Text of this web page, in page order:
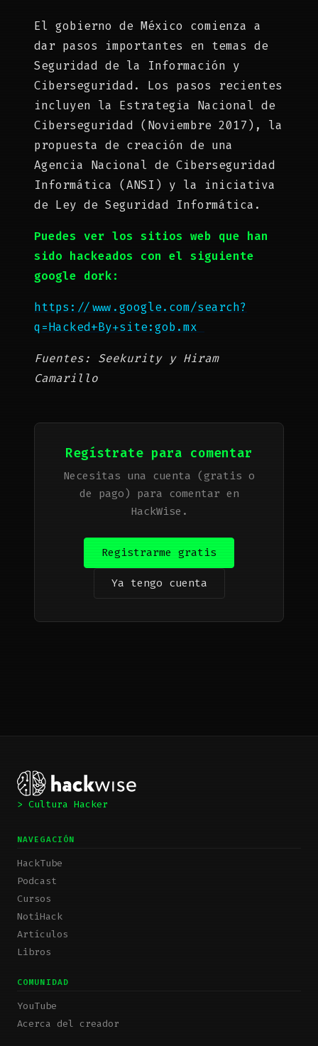
El gobierno de México comienza a
dar pasos importantes en temas de
Seguridad de la Información y
Ciberseguridad. Los pasos recientes
incluyen la Estrategia Nacional de
Ciberseguridad (Noviembre 2017), la
propuesta de creación de una
Agencia Nacional de Ciberseguridad
Informática (ANSI) y la iniciativa
de Ley de Seguridad Informática.
Puedes ver los sitios web que han
sido hackeados con el siguiente
google dork:
https://www.google.com/search?
q=Hacked+By+site:gob.mx
Fuentes: Seekurity y Hiram
Camarillo
Regístrate para comentar
Necesitas una cuenta (gratis o
de pago) para comentar en
HackWise.
Registrarme gratis
Ya tengo cuenta
> Cultura Hacker
NAVEGACIÓN
HackTube
Podcast
Cursos
NotiHack
Artículos
Libros
COMUNIDAD
YouTube
Acerca del creador